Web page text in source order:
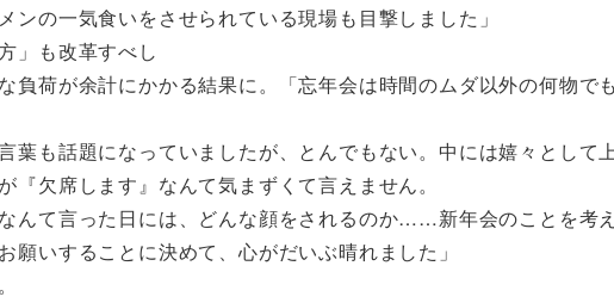
ンの一気食いをさせられている現場も目撃しました」
」も改革すべし
負荷が余計にかかる結果に。「忘年会は時間のムダ以外の何物で
葉も話題になっていましたが、とんでもない。中には嬉々として
欠席します』なんて気まずくて言えません。
んて言った日には、どんな顔をされるのか……新年会のことを考
願いすることに決めて、心がだいぶ晴れました」